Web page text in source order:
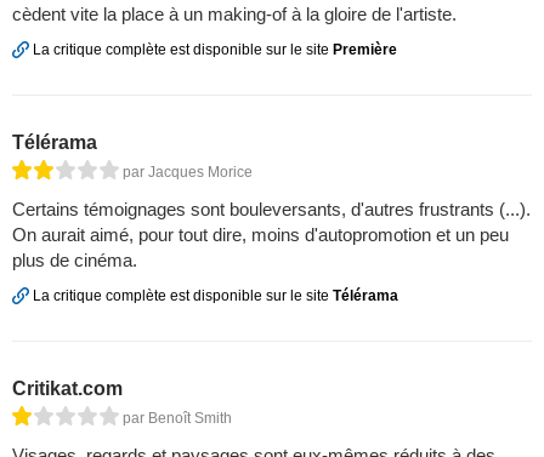
cèdent vite la place à un making-of à la gloire de l'artiste.
La critique complète est disponible sur le site Première
Télérama
par Jacques Morice
Certains ­témoignages sont bouleversants, d'autres frustrants (...).
On aurait aimé, pour tout dire, moins d'autopromotion et un peu
plus de cinéma.
La critique complète est disponible sur le site Télérama
Critikat.com
par Benoît Smith